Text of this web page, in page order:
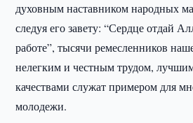
духовным наставником народных
следуя его завету: “Сердце отдай
работе”, тысячи ремесленников
нелегким и честным трудом,
качествами служат примером для
молодежи.